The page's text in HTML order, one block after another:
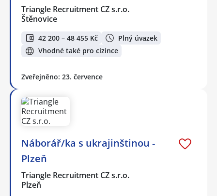
Triangle Recruitment CZ s.r.o.
Štěnovice
42 200 – 48 455 Kč
Plný úvazek
Vhodné také pro cizince
Zveřejněno: 23. července
Náborář/ka s ukrajinštinou -
Plzeň
Triangle Recruitment CZ s.r.o.
Plzeň